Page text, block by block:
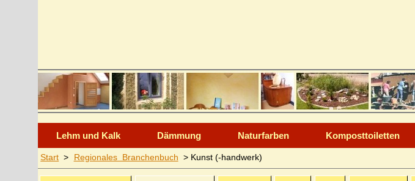
Lehm und Kalk Dämmung Naturfarben Komposttoiletten
Start > Regionales Branchenbuch > Kunst (-handwerk)